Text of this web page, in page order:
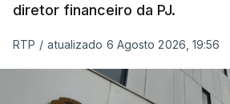
diretor financeiro da PJ.
RTP / atualizado 6 Agosto 2026, 19:56